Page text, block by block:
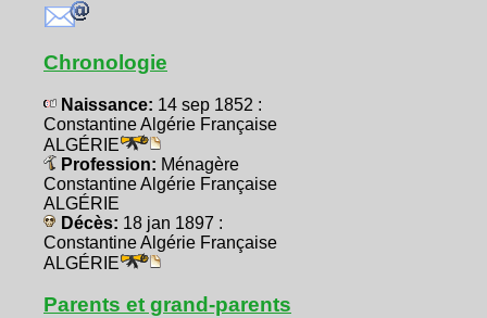
Chronologie
Naissance: 14 sep 1852 :
Constantine Algérie Française
ALGÉRIE
Profession: Ménagère
Constantine Algérie Française
ALGÉRIE
Décès: 18 jan 1897 :
Constantine Algérie Française
ALGÉRIE
Parents et grand-parents